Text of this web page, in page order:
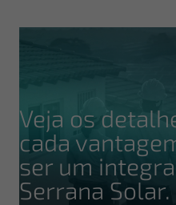
Veja os
cada
ser um
Serrana Solar.